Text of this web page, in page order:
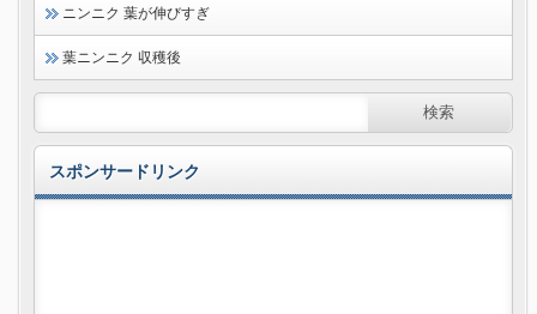
ニンニク 葉が伸びすぎ
葉ニンニク 収穫後
スポンサードリンク